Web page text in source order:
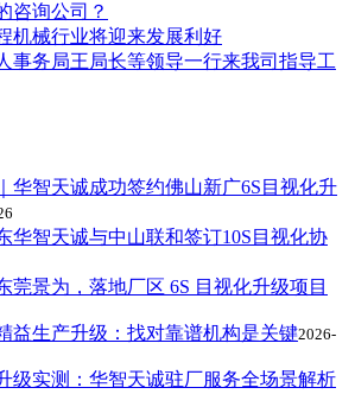
咨询公司？
机械行业将迎来发展利好
事务局王局长等领导一行来我司指导工
华智天诚成功签约佛山新广6S目视化升
华智天诚与中山联和签订10S目视化协
莞景为，落地厂区 6S 目视化升级项目
益生产升级：找对靠谱机构是关键2026-
级实测：华智天诚驻厂服务全场景解析